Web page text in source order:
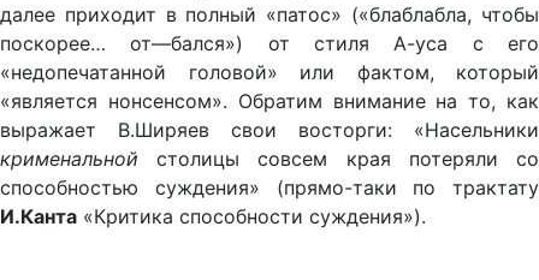
далее приходит в полный «патос» («блаблабла, чтобы
поскорее… от—бался») от стиля А-уса с его
«недопечатанной головой» или фактом, который
«является нонсенсом». Обратим внимание на то, как
выражает В.Ширяев свои восторги: «Насельники
крименальной столицы совсем края потеряли со
способностью суждения» (прямо-таки по трактату
И.Канта «Критика способности суждения»).